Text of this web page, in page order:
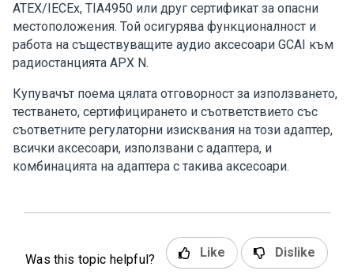
ATEX/IECEx, TIA4950 или друг сертификат за опасни
местоположения. Той осигурява функционалност и
работа на съществуващите аудио аксесоари GCAI към
радиостанцията APX N.
Купувачът поема цялата отговорност за използването,
тестването, сертифицирането и съответствието със
съответните регулаторни изисквания на този адаптер,
всички аксесоари, използвани с адаптера, и
комбинацията на адаптера с такива аксесоари.
Was this topic helpful? Like Dislike